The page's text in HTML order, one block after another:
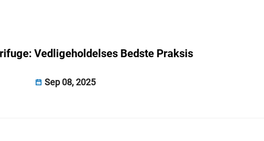
Vedligeholdelses Bedste Praksis
Sep 08, 2025